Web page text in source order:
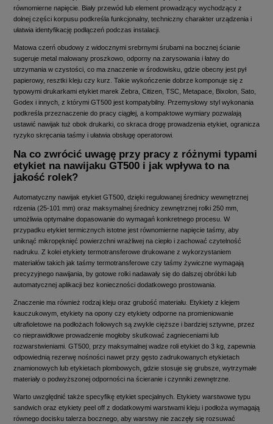
równomierne napięcie. Biały przewód lub element prowadzący wychodzący z
dolnej części korpusu podkreśla funkcjonalny, techniczny charakter urządzenia i
ułatwia identyfikację podłączeń podczas instalacji.
Matowa czerń obudowy z widocznymi srebrnymi śrubami na bocznej ścianie
sugeruje metal malowany proszkowo, odporny na zarysowania i łatwy do
utrzymania w czystości, co ma znaczenie w środowisku, gdzie obecny jest pył
papierowy, resztki kleju czy kurz. Takie wykończenie dobrze komponuje się z
typowymi drukarkami etykiet marek Zebra, Citizen, TSC, Metapace, Bixolon, Sato,
Godex i innych, z którymi GT500 jest kompatybilny. Przemysłowy styl wykonania
podkreśla przeznaczenie do pracy ciągłej, a kompaktowe wymiary pozwalają
ustawić nawijak tuż obok drukarki, co skraca drogę prowadzenia etykiet, ogranicza
ryzyko skręcania taśmy i ułatwia obsługę operatorowi.
Na co zwrócić uwagę przy pracy z różnymi typami
etykiet na nawijaku GT500 i jak wpływa to na
jakość rolek?
Automatyczny nawijak etykiet GT500, dzięki regulowanej średnicy wewnętrznej
rdzenia (25-101 mm) oraz maksymalnej średnicy zewnętrznej rolki 250 mm,
umożliwia optymalne dopasowanie do wymagań konkretnego procesu. W
przypadku etykiet termicznych istotne jest równomierne napięcie taśmy, aby
uniknąć mikropęknięć powierzchni wrażliwej na ciepło i zachować czytelność
nadruku. Z kolei etykiety termotransferowe drukowane z wykorzystaniem
materiałów takich jak taśmy termotransferowe czy taśmy żywiczne wymagają
precyzyjnego nawijania, by gotowe rolki nadawały się do dalszej obróbki lub
automatycznej aplikacji bez konieczności dodatkowego prostowania.
Znaczenie ma również rodzaj kleju oraz grubość materiału. Etykiety z klejem
kauczukowym, etykiety na opony czy etykiety odporne na promieniowanie
ultrafioletowe na podłożach foliowych są zwykle cięższe i bardziej sztywne, przez
co nieprawidłowe prowadzenie mogłoby skutkować zagnieceniami lub
rozwarstwieniami. GT500, przy maksymalnej wadze roli etykiet do 3 kg, zapewnia
odpowiednią rezerwę nośności nawet przy gęsto zadrukowanych etykietach
znamionowych lub etykietach plombowych, gdzie stosuje się grubsze, wytrzymałe
materiały o podwyższonej odporności na ścieranie i czynniki zewnętrzne.
Warto uwzględnić także specyfikę etykiet specjalnych. Etykiety warstwowe typu
sandwich oraz etykiety peel off z dodatkowymi warstwami kleju i podłoża wymagają
równego docisku talerza bocznego, aby warstwy nie zaczęły się rozsuwać